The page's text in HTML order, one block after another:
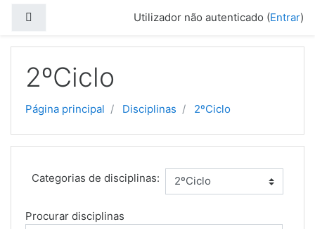
Utilizador não autenticado (Entrar)
2ºCiclo
Página principal Disciplinas 2ºCiclo
Categorias de disciplinas:
Procurar disciplinas